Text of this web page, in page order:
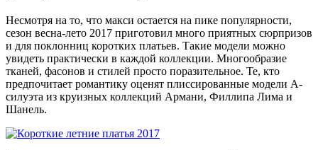
Несмотря на то, что макси остается на пике популярности,
сезон весна-лето 2017 приготовил много приятных сюрпризов
и для поклонниц коротких платьев. Такие модели можно
увидеть практически в каждой коллекции. Многообразие
тканей, фасонов и стилей просто поразительное. Те, кто
предпочитает романтику оценят плиссированные модели А-
силуэта из круизных коллекций Армани, Филлипа Лима и
Шанель.